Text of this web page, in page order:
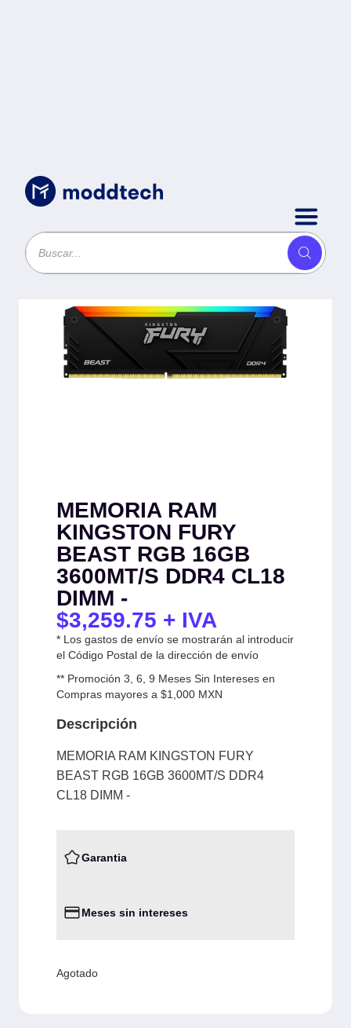
Sin categoría/MEMORIA RAM KINGSTON
3600MT/S DDR4 CL18 DIMM -
MEMORIA RAM
KINGSTON FURY
BEAST RGB 16GB
3600MT/S DDR4 CL18
DIMM -
$3,259.75 + IVA
* Los gastos de envío se mostrarán al introducir
el Código Postal de la dirección de envío
** Promoción 3, 6, 9 Meses Sin Intereses en
Compras mayores a $1,000 MXN
Descripción
MEMORIA RAM KINGSTON FURY
BEAST RGB 16GB 3600MT/S DDR4
CL18 DIMM -
Garantia
Meses sin intereses
Agotado